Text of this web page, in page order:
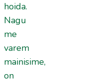
hoida.
Nagu
me
varem
mainisime,
on